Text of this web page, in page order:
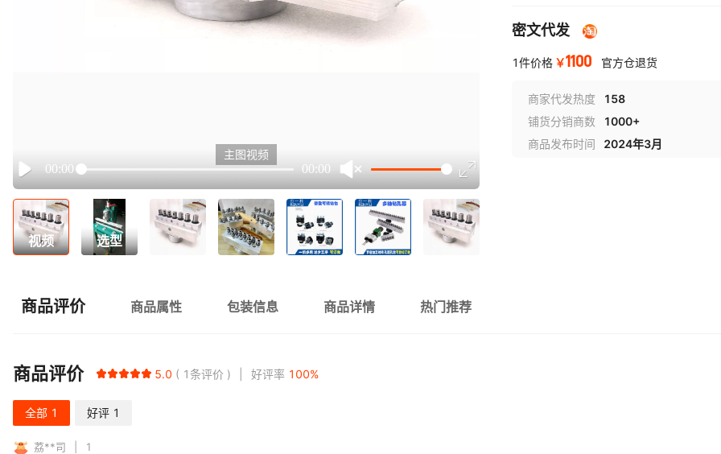
Play
00:00 00:00
主图视频
视频 选型
密文代发
1件价格 ￥1100 官方仓退货
商家代发热度
158
铺货分销商数
1000+
商品发布时间
2024年3月
商品评价 商品属性 包装信息 商品详情 热门推荐
商品评价 5.0 1条评价 好评率 100%
全部 1 好评 1
荔**司
1